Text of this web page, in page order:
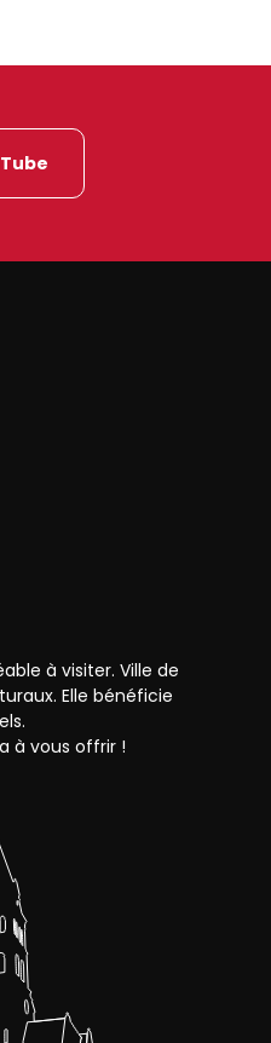
à visiter. Ville de
Elle bénéficie
à vous offrir !